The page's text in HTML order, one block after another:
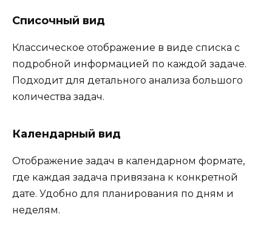
Списочный вид
Классическое отображение в виде списка с
подробной информацией по каждой задаче.
Подходит для детального анализа большого
количества задач.
Календарный вид
Отображение задач в календарном формате,
где каждая задача привязана к конкретной
дате. Удобно для планирования по дням и
неделям.